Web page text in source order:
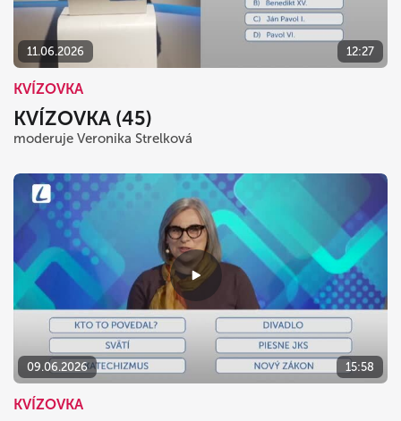
11.06.2026 12:27
KVÍZOVKA
KVÍZOVKA (45)
moderuje Veronika Strelková
09.06.2026 15:58
KVÍZOVKA